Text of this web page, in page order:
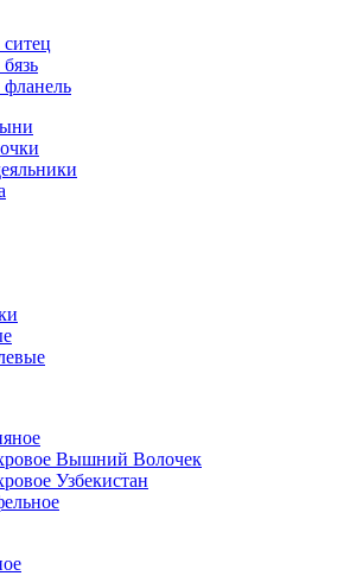
Вышний Волочек
Узбекистан